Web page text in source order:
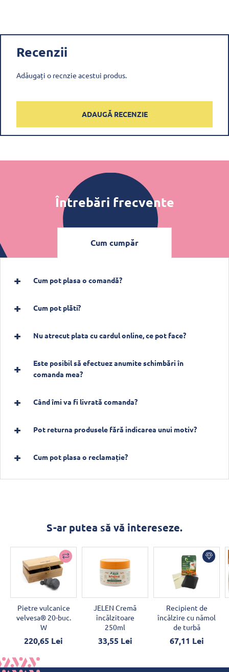
Recenzii
Adăugați o recnzie acestui produs.
ADAUGĂ RECENZIE
Întrebări frecvente
Cum cumpăr
Cum pot plasa o comandă?
Cum pot plăti?
Nu atrecut plata cu cardul online, ce pot face?
Este posibil să efectuez anumite schimbări în
comanda mea?
Când îmi va fi livrată comanda?
Pot returna produsele fără indicarea unui motiv?
Cum pot plasa o reclamație?
S-ar putea să vă intereseze.
Pietre vulcanice
velvesa® 20-buc.
W
220,65 Lei
JELEN Cremă
încălzitoare
250ml
33,55 Lei
Recipient de
încălzire cu nămol
de turbă
67,11 Lei